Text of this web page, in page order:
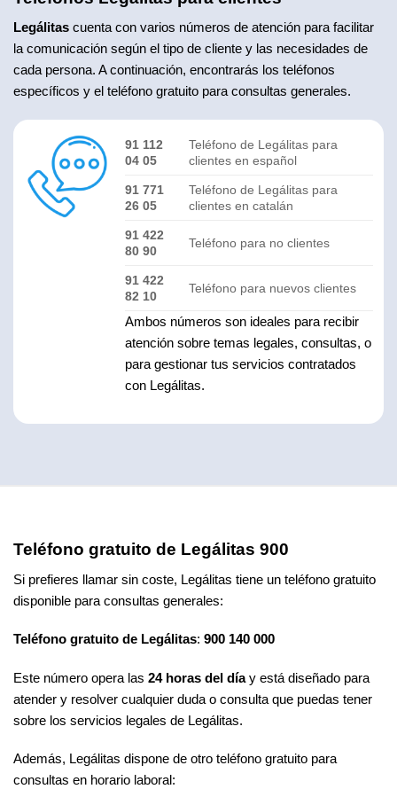
Legálitas cuenta con varios números de atención para facilitar
la comunicación según el tipo de cliente y las necesidades de
cada persona. A continuación, encontrarás los teléfonos
específicos y el teléfono gratuito para consultas generales.
91 112
04 05
Teléfono de Legálitas para
clientes en español
91 771
26 05
Teléfono de Legálitas para
clientes en catalán
91 422
80 90
Teléfono para no clientes
91 422
82 10
Teléfono para nuevos clientes
Ambos números son ideales para recibir
atención sobre temas legales, consultas, o
para gestionar tus servicios contratados
con Legálitas.
Teléfono gratuito de Legálitas 900
Si prefieres llamar sin coste, Legálitas tiene un teléfono gratuito
disponible para consultas generales:
Teléfono gratuito de Legálitas: 900 140 000
Este número opera las 24 horas del díay está diseñado para
atender y resolver cualquier duda o consulta que puedas tener
sobre los servicios legales de Legálitas.
Además, Legálitas dispone de otro teléfono gratuito para
consultas en horario laboral: